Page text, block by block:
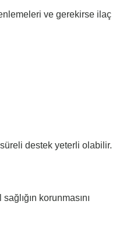
ve gerekirse ilaç
destek yeterli olabilir.
korunmasını